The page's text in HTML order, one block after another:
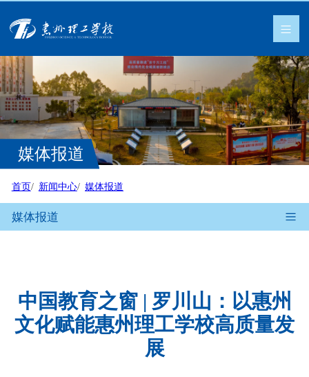
媒体报道
首页 新闻中心 媒体报道
媒体报道
中国教育之窗 | 罗川山：以惠州
文化赋能惠州理工学校高质量发
展